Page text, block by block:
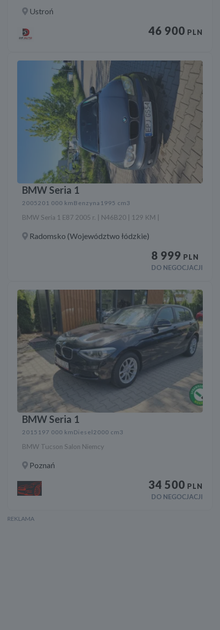
Ustroń
46 900 PLN
BMW Seria 1
2005201 000 km Benzyna 1995 cm3
BMW Seria 1 E87 2005 r. | N46B20 | 129 KM |
Radomsko (Województwo łódzkie)
8 999 PLN
DO NEGOCJACJI
BMW Seria 1
2015 197 000 km Diesel2000 cm3
BMW Tucson Salon Niemcy
Poznań
34 500 PLN
DO NEGOCJACJI